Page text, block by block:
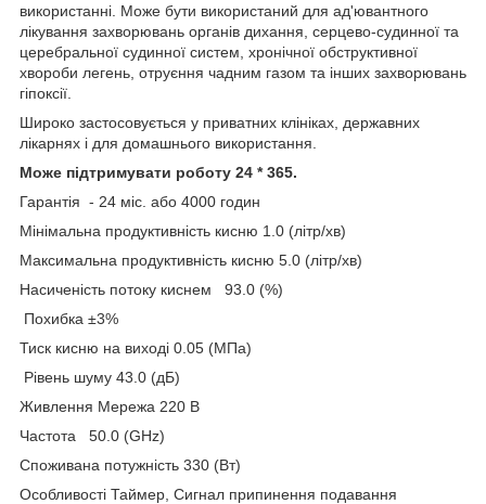
використанні. Може бути використаний для ад'ювантного
лікування захворювань органів дихання, серцево-судинної та
церебральної судинної систем, хронічної обструктивної
хвороби легень, отруєння чадним газом та інших захворювань
гіпоксії.
Широко застосовується у приватних клініках, державних
лікарнях і для домашнього використання.
Може підтримувати роботу 24 * 365.
Гарантія - 24 міс. або 4000 годин
Мінімальна продуктивність кисню 1.0 (літр/хв)
Максимальна продуктивність кисню 5.0 (літр/хв)
Насиченість потоку киснем 93.0 (%)
Похибка ±3%
Тиск кисню на виході 0.05 (МПа)
Рівень шуму 43.0 (дБ)
Живлення Мережа 220 В
Частота 50.0 (GHz)
Споживана потужність 330 (Вт)
Особливості Таймер, Сигнал припинення подавання